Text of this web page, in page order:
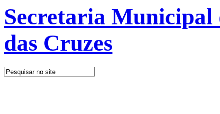
Secretaria
das Cruzes